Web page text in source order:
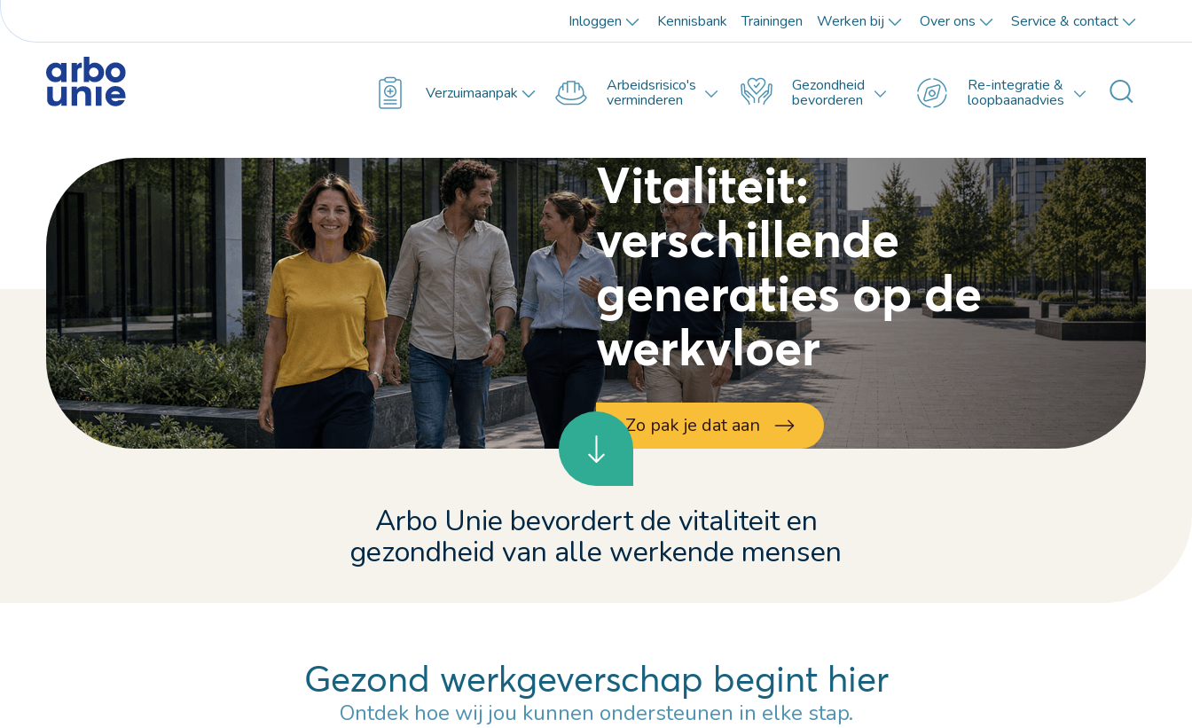
Inloggen Kennisbank Trainingen Werken bij Over ons Service & contact
Verzuimaanpak Arbeidsrisico's
verminderen
Gezondheid
bevorderen
Re-integratie &
loopbaanadvies
Vitaliteit:
verschillende
generaties op de
werkvloer
Zo pak je dat aan
Arbo Unie bevordert de vitaliteit en
gezondheid van alle werkende mensen
Gezond werkgeverschap begint hier
Ontdek hoe wij jou kunnen ondersteunen in elke stap.